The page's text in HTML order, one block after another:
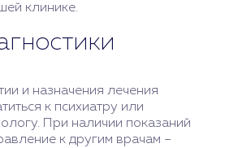
клинике.
и назначения лечения
к психиатру или
При наличии показаний
к другим врачам –